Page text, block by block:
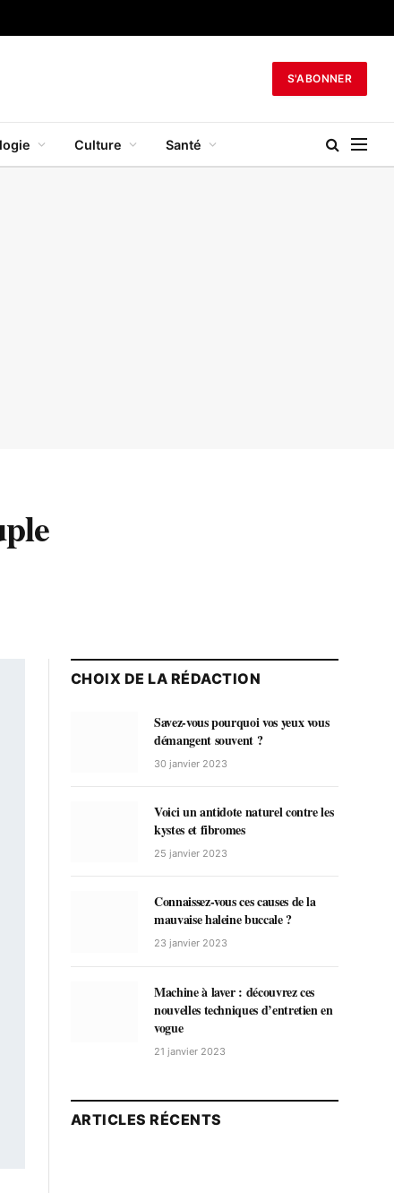
S'ABONNER
Culture Santé
CHOIX DE LA RÉDACTION
Savez-vous pourquoi vos yeux vous
démangent souvent ?
30 janvier 2023
Voici un antidote naturel contre les
kystes et fibromes
25 janvier 2023
Connaissez-vous ces causes de la
mauvaise haleine buccale ?
23 janvier 2023
Machine à laver : découvrez ces
nouvelles techniques d’entretien en
vogue
21 janvier 2023
ARTICLES RÉCENTS